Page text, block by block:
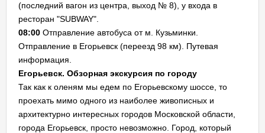
(последний вагон из центра, выход № 8), у входа в
ресторан "SUBWAY".
08:00 Отправление автобуса от м. Кузьминки.
Отправление в Егорьевск (переезд 98 км). Путевая
информация.
Егорьевск. Обзорная экскурсия по городу
Так как к оленям мы едем по Егорьевскому шоссе, то
проехать мимо одного из наиболее живописных и
архитектурно интересных городов Московской области,
города Егорьевск, просто невозможно. Город, который